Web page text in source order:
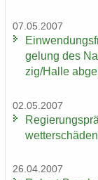
07.05.2007
ge­lung des
zig/Halle
02.05.2007
26.04.2007